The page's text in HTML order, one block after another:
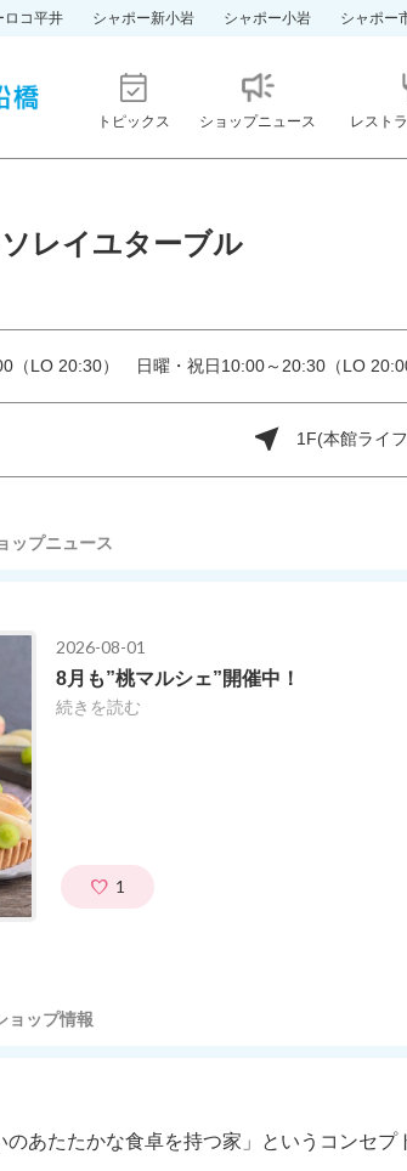
ロコ平井 シャポー新小岩 シャポー小岩 シャポー
トピックス ショップニュース レスト
レイユターブル
（LO 20:30） 日曜・祝日10:00～20:30（LO
1F(本館ライ
ップニュース
2026-08-01
8月も”桃マルシェ”開催中！
続きを読む
1
ョップ情報
のあたたかな食卓を持つ家」というコンセプ